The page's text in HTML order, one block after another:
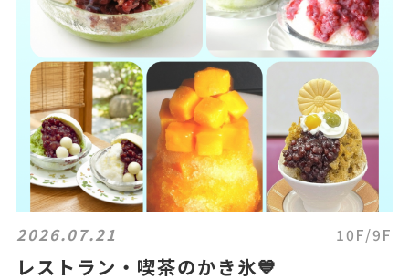
2026.07.21 10F/9F
レストラン・喫茶のかき氷💙